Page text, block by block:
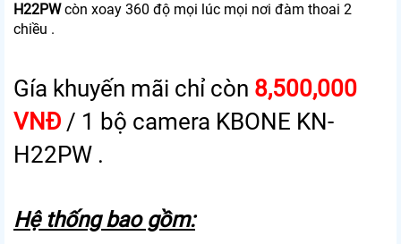
H22PWcòn xoay 360 độ mọi lúc mọi nơi đàm thoai 2
chiều .
Gía khuyến mãi chỉ còn 8,500,000
VNĐ / 1 bộ camera KBONE KN-
H22PW .
Hệ thống bao gồm: